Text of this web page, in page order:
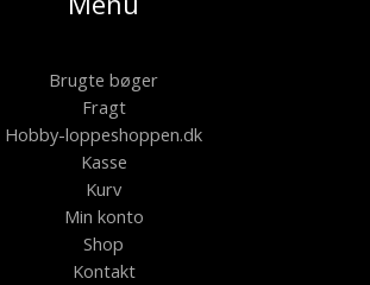
Brugte bøger
Fragt
Hobby-loppeshoppen.dk
Kasse
Kurv
Min konto
Shop
Kontakt